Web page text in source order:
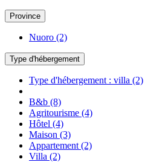
Province
Nuoro (2)
Type d'hébergement
Type d'hébergement : villa (2)
B&b (8)
Agritourisme (4)
Hôtel (4)
Maison (3)
Appartement (2)
Villa (2)